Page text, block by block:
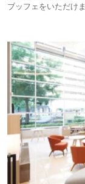
ブッフェをいただけま